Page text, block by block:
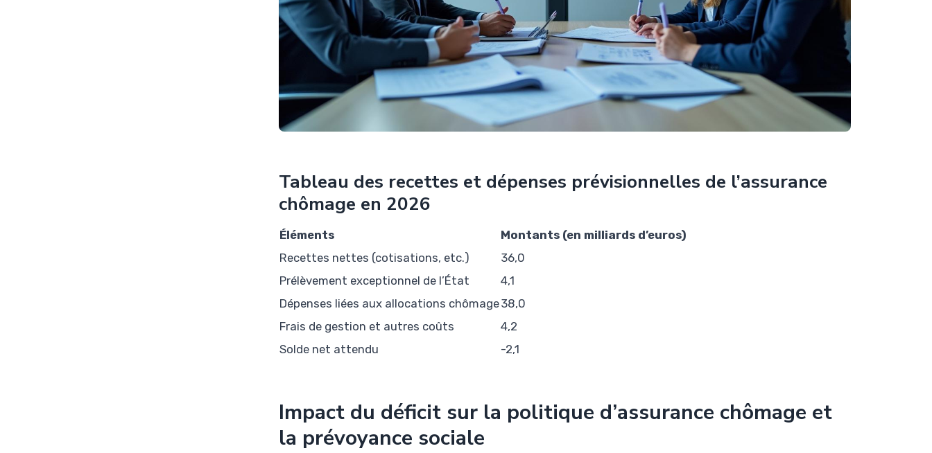
Tableau des recettes et dépenses prévisionnelles de l’assurance
chômage en 2026
Éléments
Montants (en milliards d’euros)
Recettes nettes (cotisations, etc.)
36,0
Prélèvement exceptionnel de l’État
4,1
Dépenses liées aux allocations chômage38,0
Frais de gestion et autres coûts
4,2
Solde net attendu
-2,1
Impact du déficit sur la politique d’assurance chômage et
la prévoyance sociale